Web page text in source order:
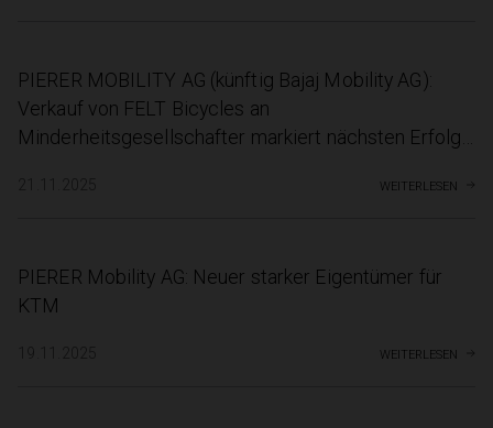
PIERER MOBILITY AG (künftig Bajaj Mobility AG):
Verkauf von FELT Bicycles an
Minderheitsgesellschafter markiert nächsten Erfolg
weiterlesen
PIERER Mobility AG: Neuer starker Eigentümer für
KTM
19.11.2025 weiterlesen